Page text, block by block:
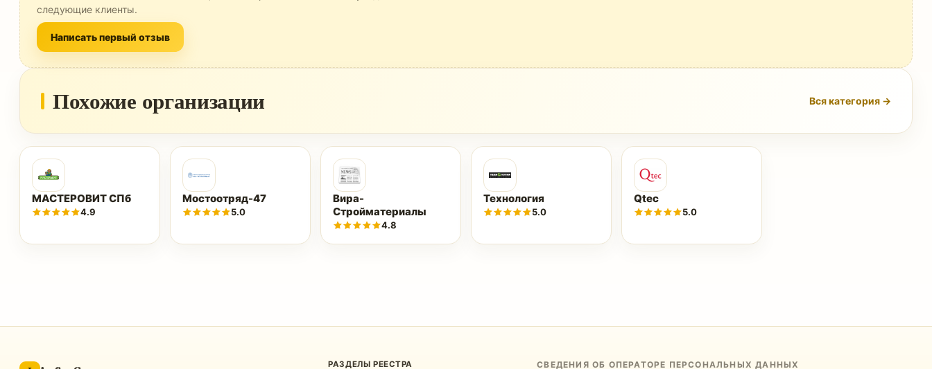
следующие клиенты.
Написать первый отзыв
Похожие организации Вся категория →
МАСТЕРОВИТ СПб
4.9
Мостоотряд-47
5.0
Вира-
Стройматериалы
4.8
Технология
5.0
Qtec
5.0
РАЗДЕЛЫ РЕЕСТРА СВЕДЕНИЯ ОБ ОПЕРАТОРЕ ПЕРСОНАЛЬНЫХ ДАННЫХ